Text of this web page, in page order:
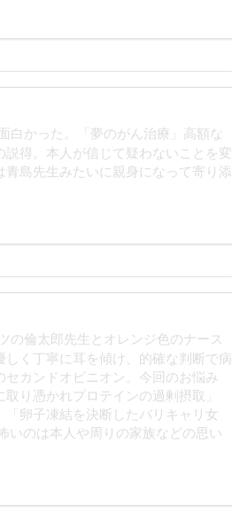
白かった。「夢のがん治療」高額な
得。本人が信じて疑わないことを変
島先生みたいに親身になって寄り添
の倫太郎先生とオレンジ色のナース
く丁寧に耳を傾け、的確な判断で病
カンドオピニオン。今回のお悩み
り憑かれプロテインの過剰摂取」
「卵子凍結を決断したバリキャリ女
いのは本人や周りの家族などの思い